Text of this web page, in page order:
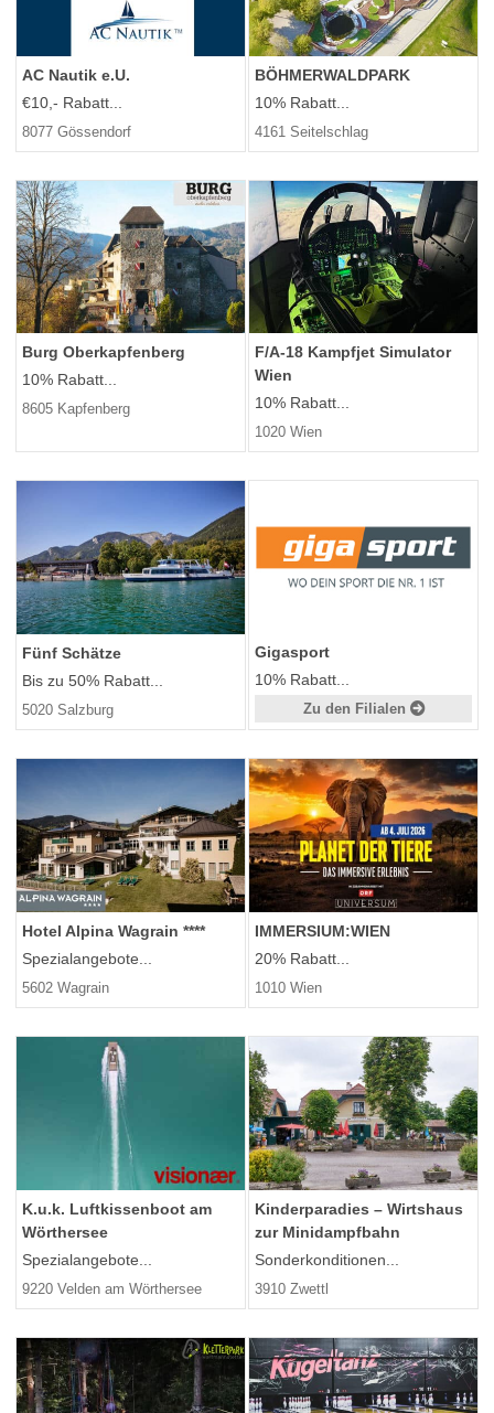
AC Nautik e.U.
€10,- Rabatt...
8077 Gössendorf
BÖHMERWALDPARK
10% Rabatt...
4161 Seitelschlag
Burg Oberkapfenberg
10% Rabatt...
8605 Kapfenberg
F/A-18 Kampfjet Simulator
Wien
10% Rabatt...
1020 Wien
Fünf Schätze
Bis zu 50% Rabatt...
5020 Salzburg
Gigasport
10% Rabatt...
Zu den Filialen
Hotel Alpina Wagrain ****
Spezialangebote...
5602 Wagrain
IMMERSIUM:WIEN
20% Rabatt...
1010 Wien
K.u.k. Luftkissenboot am
Wörthersee
Spezialangebote...
9220 Velden am Wörthersee
Kinderparadies – Wirtshaus
zur Minidampfbahn
Sonderkonditionen...
3910 Zwettl